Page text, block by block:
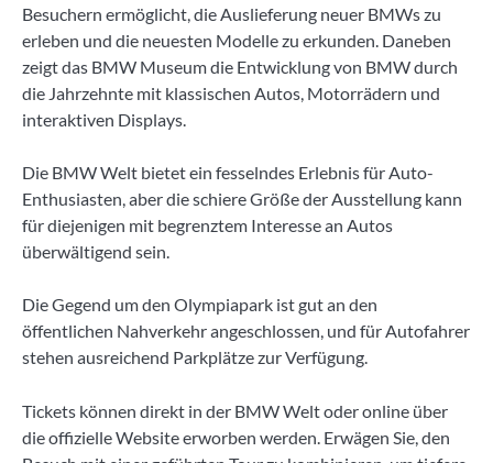
Besuchern ermöglicht, die Auslieferung neuer BMWs zu
erleben und die neuesten Modelle zu erkunden. Daneben
zeigt das BMW Museum die Entwicklung von BMW durch
die Jahrzehnte mit klassischen Autos, Motorrädern und
interaktiven Displays.
Die BMW Welt bietet ein fesselndes Erlebnis für Auto-
Enthusiasten, aber die schiere Größe der Ausstellung kann
für diejenigen mit begrenztem Interesse an Autos
überwältigend sein.
Die Gegend um den Olympiapark ist gut an den
öffentlichen Nahverkehr angeschlossen, und für Autofahrer
stehen ausreichend Parkplätze zur Verfügung.
Tickets können direkt in der BMW Welt oder online über
die offizielle Website erworben werden. Erwägen Sie, den